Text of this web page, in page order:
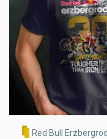
Red Bull